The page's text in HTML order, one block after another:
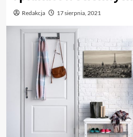
Redakcja 17 sierpnia, 2021